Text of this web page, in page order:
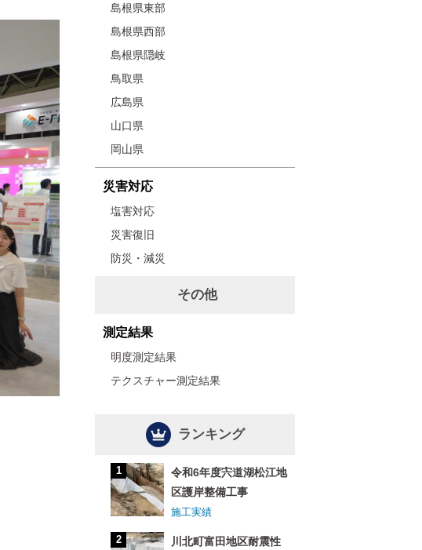
島根県東部
島根県西部
島根県隠岐
鳥取県
広島県
山口県
岡山県
災害対応
塩害対応
災害復旧
防災・減災
その他
測定結果
明度測定結果
テクスチャー測定結果
ランキング
令和6年度宍道湖松江地
区護岸整備工事
施工実績
川北町富田地区耐震性